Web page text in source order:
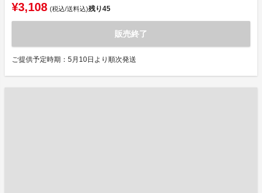
¥3,108 (税込/送料込)残り45
販売終了
ご提供予定時期：5月10日より順次発送